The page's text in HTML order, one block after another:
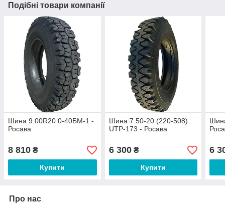
Подібні товари компанії
Шина 9.00R20 0-40БМ-1 -
Росава
8 810 ₴
Купити
Шина 7.50-20 (220-508)
UTP-173 - Росава
6 300₴
Купити
6
Про нас